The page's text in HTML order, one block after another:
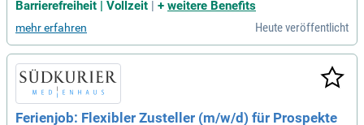
Barrierefreiheit | Vollzeit | + weitere Benefits
mehr erfahren Heute veröffentlicht
Ferienjob: Flexibler Zusteller (m/w/d) für Prospekte